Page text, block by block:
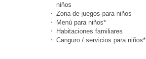
niños
Zona de juegos para niños
Menú para niños*
Habitaciones familiares
Canguro / servicios para niños*